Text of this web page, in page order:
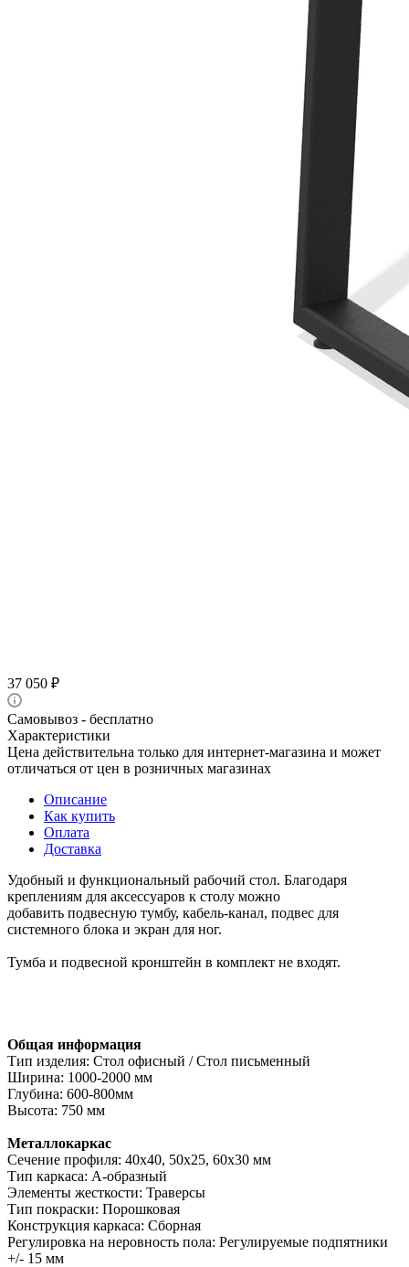
37 050 ₽
Самовывоз - бесплатно
Характеристики
Цена действительна только для интернет-магазина и может
отличаться от цен в розничных магазинах
Описание
Как купить
Оплата
Доставка
Удобный и функциональный рабочий стол. Благодаря
креплениям для аксессуаров к столу можно
добавить подвесную тумбу, кабель-канал, подвес для
системного блока и экран для ног.
Тумба и подвесной кронштейн в комплект не входят.
Общая информация
Тип изделия: Стол офисный / Стол письменный
Ширина: 1000-2000 мм
Глубина: 600-800мм
Высота: 750 мм
Металлокаркас
Сечение профиля: 40х40, 50х25, 60х30 мм
Тип каркаса: А-образный
Элементы жесткости: Траверсы
Тип покраски: Порошковая
Конструкция каркаса: Сборная
Регулировка на неровность пола: Регулируемые подпятники
+/- 15 мм